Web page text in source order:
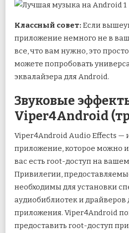
Классный совет: Если
приложение немного не в
все, что вам нужно, это
можете попробовать
эквалайзера для Android.
Звуковые
Viper4Android
Viper4Android Audio Effects —
приложение, которое можно
вас есть root-доступ на
Привилегии,
необходимы для установки
аудиобиблиотек и драйверов
приложения. Viper4Android
предоставить root-доступ